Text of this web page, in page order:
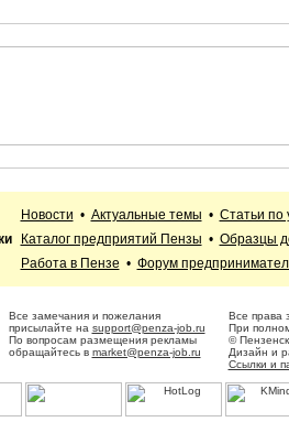
Новости • Актуальные темы • Статьи по
Каталог предприятий Пензы • Образцы
Работа в Пензе • Форум
Все замечания и пожелания
присылайте на support@penza-job.ru
По вопросам размещения рекламы
обращайтесь в market@penza-job.ru
Все права
При
©
Дизайн и
Ссылки и